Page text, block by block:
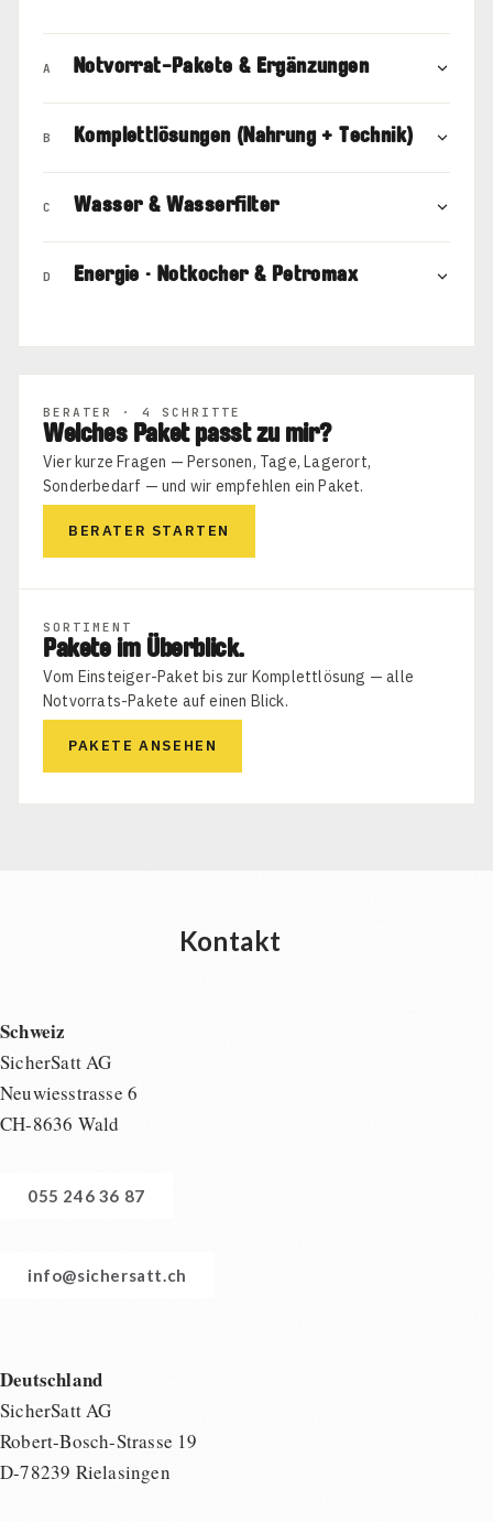
A Notvorrat-Pakete & Ergänzungen
B Komplettlösungen (Nahrung + Technik)
C Wasser & Wasserfilter
D Energie · Notkocher & Petromax
BERATER · 4 SCHRITTE
Welches Paket passt zu mir?
Vier kurze Fragen — Personen, Tage, Lagerort,
Sonderbedarf — und wir empfehlen ein Paket.
BERATER STARTEN
SORTIMENT
Pakete im Überblick.
Vom Einsteiger-Paket bis zur Komplettlösung — alle
Notvorrats-Pakete auf einen Blick.
PAKETE ANSEHEN
Kontakt
Schweiz
SicherSatt AG
Neuwiesstrasse 6
CH-8636 Wald
055 246 36 87
info@sichersatt.ch
Deutschland
SicherSatt AG
Robert-Bosch-Strasse 19
D-78239 Rielasingen